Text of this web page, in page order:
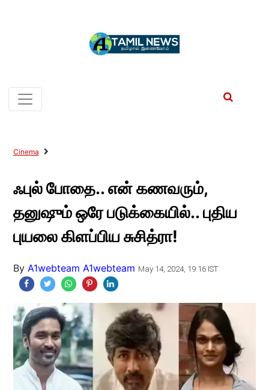
Cinema
ஃபுல் போதை.. என் கணவரும்,
தனுஷும் ஒரே படுக்கையில்.. புதிய
புயலை கிளப்பிய சுசித்ரா!
By A1webteam A1webteam May 14, 2024, 19:16 IST